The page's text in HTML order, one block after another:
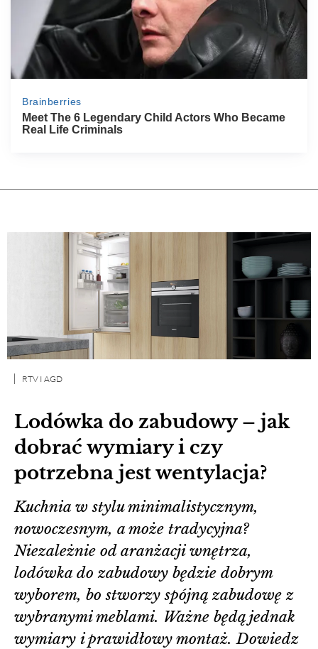
Lodówka do zabudowy – jak
dobrać wymiary i czy
potrzebna jest wentylacja?
RTV I AGD
Kuchnia w stylu minimalistycznym,
nowoczesnym, a może tradycyjna?
Niezależnie od aranżacji wnętrza,
lodówka do zabudowy będzie dobrym
wyborem, bo stworzy spójną zabudowę z
wybranymi meblami. Ważne będą jednak
wymiary i prawidłowy montaż. Dowiedz